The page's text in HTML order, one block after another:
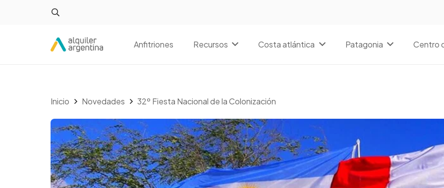
Anfitriones Recursos Costa atlántica Patagonia Centro
Inicio Novedades 32º Fiesta Nacional de la Colonización